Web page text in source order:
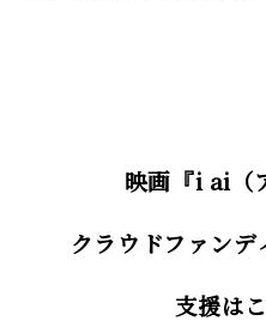
映画『i ai（
クラウドファン
支援は